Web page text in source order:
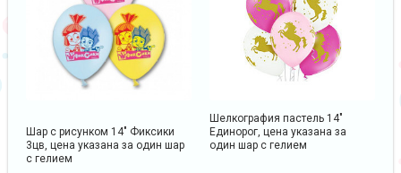
Шар с рисунком 14" Фиксики
3цв, цена указана за один шар
с гелием
Шелкография пастель 14"
Единорог, цена указана за
один шар с гелием